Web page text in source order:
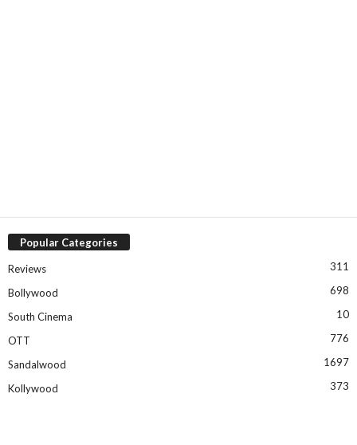
Popular Categories
Reviews 311
Bollywood 698
South Cinema 10
OTT 776
Sandalwood 1697
Kollywood 373